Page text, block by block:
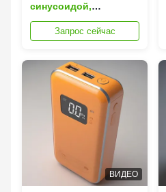
синусоидой,
пользовательская
батарея, MPPT
генератор солнечной
энергии
Запрос сейчас
ВИДЕО